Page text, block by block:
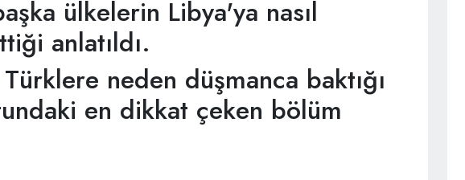
ülkelerin Libya'ya nasıl
anlatıldı.
neden düşmanca baktığı
en dikkat çeken bölüm